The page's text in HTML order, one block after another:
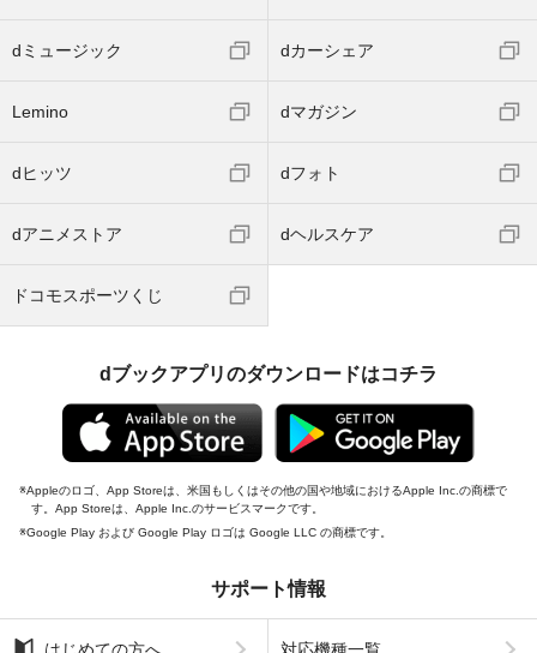
dミュージック dカーシェア
Lemino dマガジン
dヒッツ dフォト
dアニメストア dヘルスケア
ドコモスポーツくじ
dブックアプリのダウンロードはコチラ
Appleのロゴ、App Storeは、米国もしくはその他の国や地域におけるApple Inc.の商標で
す。App Storeは、Apple Inc.のサービスマークです。
Google Play および Google Play ロゴは Google LLC の商標です。
サポート情報